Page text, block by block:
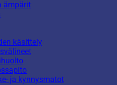
ämpärit
käsittely
ja kynnysmatot